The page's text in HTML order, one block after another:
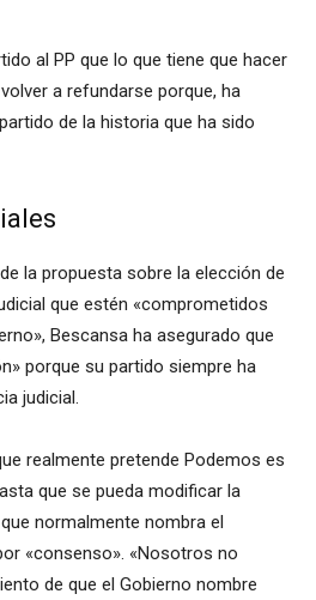
al PP que lo que tiene que hacer
a refundarse porque, ha
de la historia que ha sido
la propuesta sobre la elección de
que estén «comprometidos
Bescansa ha asegurado que
porque su partido siempre ha
judicial.
realmente pretende Podemos es
que se pueda modificar la
normalmente nombra el
«consenso». «Nosotros no
de que el Gobierno nombre